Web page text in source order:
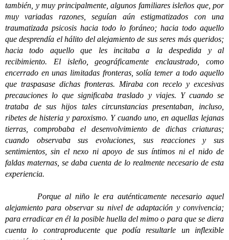
también, y muy principalmente, algunos familiares isleños que, por
muy variadas razones, seguían aún estigmatizados con una
traumatizada psicosis hacia todo lo foráneo; hacia todo aquello
que desprendía el hálito del alejamiento de sus seres más queridos;
hacia todo aquello que les incitaba a la despedida y al
recibimiento. El isleño, geográficamente enclaustrado, como
encerrado en unas limitadas fronteras, solía temer a todo aquello
que traspasase dichas fronteras. Miraba con recelo y excesivas
precauciones lo que significaba traslado y viajes. Y cuando se
trataba de sus hijos tales circunstancias presentaban, incluso,
ribetes de histeria y paroxismo. Y cuando uno, en aquellas lejanas
tierras, comprobaba el desenvolvimiento de dichas criaturas;
cuando observaba sus evoluciones, sus reacciones y sus
sentimientos, sin el nexo ni apoyo de sus íntimos ni el nido de
faldas maternas, se daba cuenta de lo realmente necesario de esta
experiencia.
Porque al niño le era auténticamente necesario aquel
alejamiento para observar su nivel de adaptación y convivencia;
para erradicar en él la posible huella del mimo o para que se diera
cuenta lo contraproducente que podía resultarle un inflexible